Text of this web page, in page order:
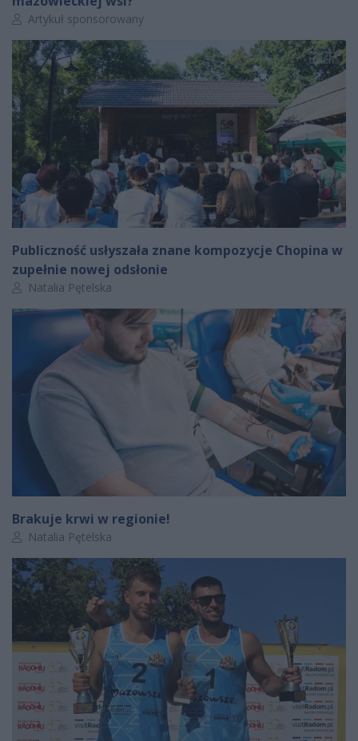
Autor artykułu:
Artykuł sponsorowany
Publiczność usłyszała znane kompozycje Chopina w
zupełnie nowej odsłonie
Autor artykułu:
Natalia Pętelska
Brakuje krwi w regionie!
Autor artykułu:
Natalia Pętelska